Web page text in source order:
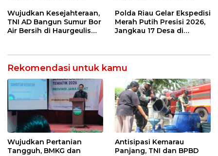
Strategis
dan Analisa Program Kerja
Wujudkan Kesejahteraan,
TNI AD Bangun Sumur Bor
Air Bersih di Haurgeulis
Polda Riau Gelar Ekspedisi
Merah Putih Presisi 2026,
Jangkau 17 Desa di
Rekomendasi untuk kamu
Wujudkan Pertanian
Tangguh, BMKG dan
Antisipasi Kemarau
Panjang, TNI dan BPBD